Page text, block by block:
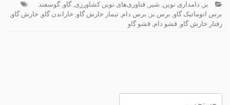
بز , دامداری نوین, شیر , فناوری‌های نوین کشاورزی, گاو, گوسفند
برس اتوماتیک گاو, برس بز , برس دام, تیمار خارش گاو, خاراندن گاو, خارش گاو,
رفتار خارش گاو, قشو دام, قشو گاو